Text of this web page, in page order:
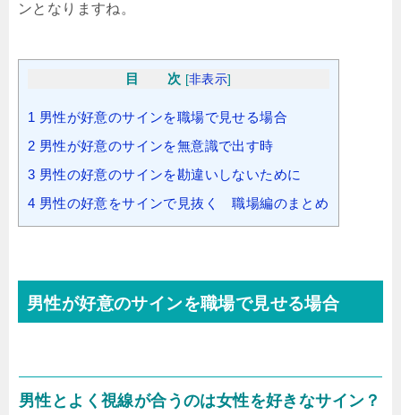
ンとなりますね。
目 次 [非表示]
1 男性が好意のサインを職場で見せる場合
2 男性が好意のサインを無意識で出す時
3 男性の好意のサインを勘違いしないために
4 男性の好意をサインで見抜く 職場編のまとめ
男性が好意のサインを職場で見せる場合
男性とよく視線が合うのは女性を好きなサイン？